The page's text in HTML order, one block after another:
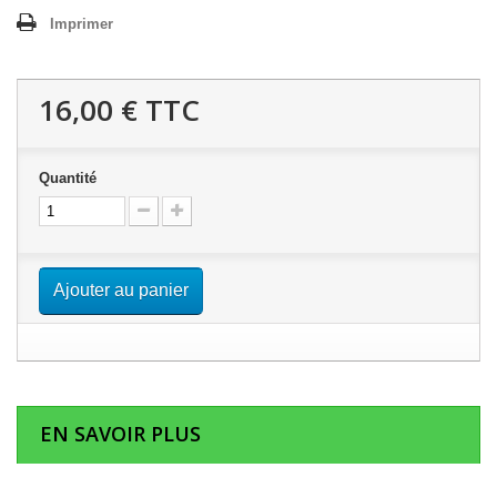
Imprimer
16,00 € TTC
Quantité
Ajouter au panier
EN SAVOIR PLUS